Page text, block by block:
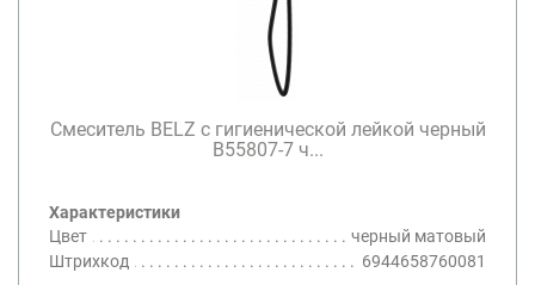
Смеситель BELZ с гигиенической лейкой черный
B55807-7 ч...
Характеристики
Цвет
черный матовый
Штрихкод
6944658760081